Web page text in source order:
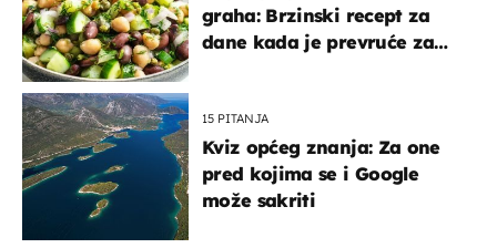
graha: Brzinski recept za
dane kada je prevruće za
15 PITANJA
Kviz općeg znanja: Za one
pred kojima se i Google
može sakriti